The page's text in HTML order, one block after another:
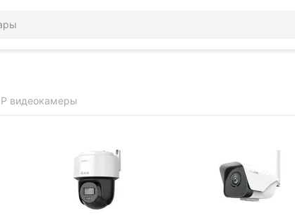
видеокамеры